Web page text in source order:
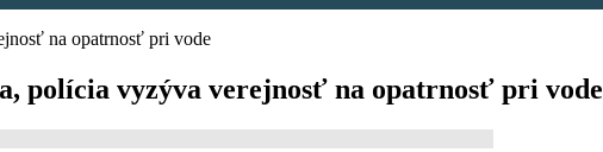
na opatrnosť pri vode
polícia vyzýva verejnosť na opatrnosť pri vode